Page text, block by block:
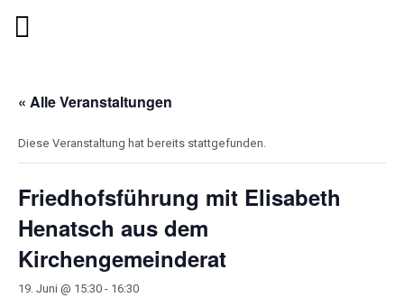
« Alle Veranstaltungen
Diese Veranstaltung hat bereits stattgefunden.
Friedhofsführung mit Elisabeth
Henatsch aus dem
Kirchengemeinderat
19. Juni @ 15:30 - 16:30